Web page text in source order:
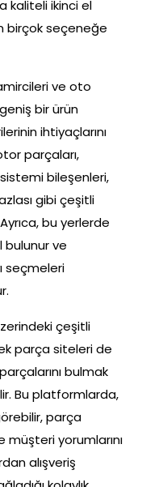
kaliteli ikinci el
birçok seçeneğe
ve oto
bir ürün
ihtiyaçlarını
parçaları,
bileşenleri,
gibi çeşitli
bu yerlerde
bulunur ve
seçmeleri
çeşitli
parça siteleri de
bulmak
Bu platformlarda,
parça
müşteri yorumlarını
alışveriş